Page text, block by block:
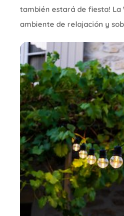
también estará de fiesta! La
ambiente de relajación y